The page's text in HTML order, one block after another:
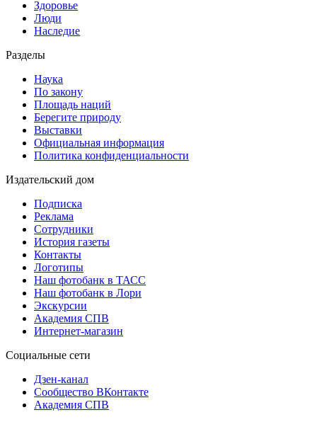
Здоровье
Люди
Наследие
Разделы
Наука
По закону
Площадь наций
Берегите природу
Выставки
Официальная информация
Политика конфиденциальности
Издательский дом
Подписка
Реклама
Сотрудники
История газеты
Контакты
Логотипы
Наш фотобанк в ТАСС
Наш фотобанк в Лори
Экскурсии
Академия СПВ
Интернет-магазин
Социальные сети
Дзен-канал
Сообщество ВКонтакте
Академия СПВ